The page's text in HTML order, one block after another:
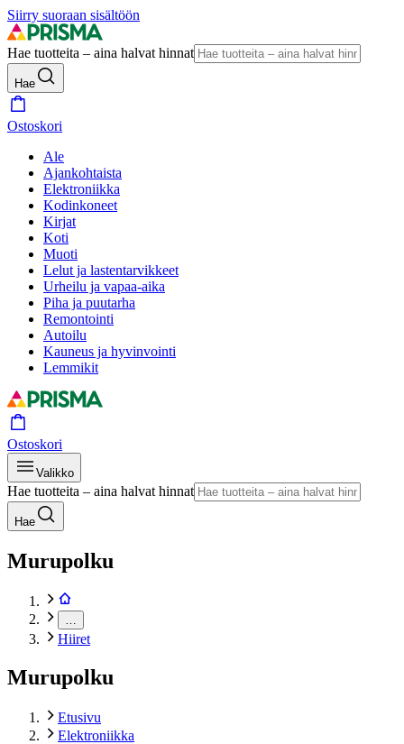
Siirry suoraan sisältöön
Hae tuotteita – aina halvat hinnat
Hae
Ostoskori
Ale
Ajankohtaista
Elektroniikka
Kodinkoneet
Kirjat
Koti
Muoti
Lelut ja lastentarvikkeet
Urheilu ja vapaa-aika
Piha ja puutarha
Remontointi
Autoilu
Kauneus ja hyvinvointi
Lemmikit
Ostoskori
Valikko
Hae tuotteita – aina halvat hinnat
Hae
Murupolku
Hiiret
Murupolku
Etusivu
Elektroniikka